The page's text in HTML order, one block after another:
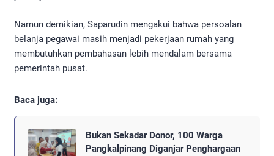
Namun demikian, Saparudin mengakui bahwa persoalan
belanja pegawai masih menjadi pekerjaan rumah yang
membutuhkan pembahasan lebih mendalam bersama
pemerintah pusat.
Baca juga:
Bukan Sekadar Donor, 100 Warga
Pangkalpinang Diganjar Penghargaan